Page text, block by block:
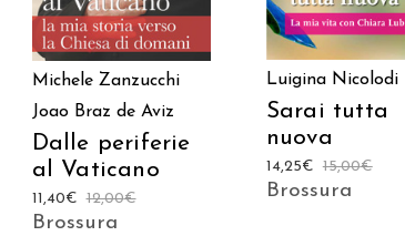
Michele Zanzucchi
Joao Braz de Aviz
Dalle periferie
al Vaticano
12,00€
11,40€
Brossura
Luigina Nicolodi
Sarai tutta
nuova
15,00€
14,25€
Brossura